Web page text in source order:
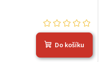
Do košíku